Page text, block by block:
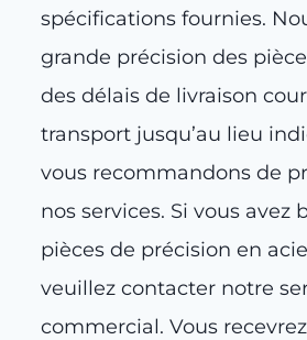
spécifications fournies.
grande précision des
des délais de livraison
transport jusqu’au lieu
vous recommandons de
nos services. Si vous avez
pièces de précision en
veuillez contacter notre
commercial. Vous